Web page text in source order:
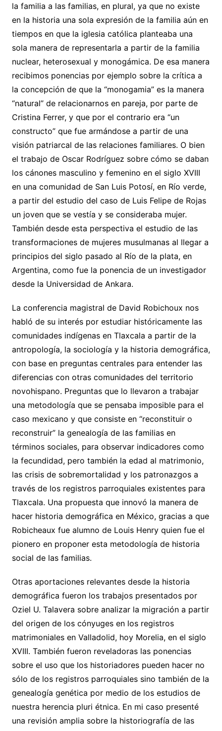
la familia a las familias, en plural, ya que no existe
en la historia una sola expresión de la familia aún en
tiempos en que la iglesia católica planteaba una
sola manera de representarla a partir de la familia
nuclear, heterosexual y monogámica. De esa manera
recibimos ponencias por ejemplo sobre la crítica a
la concepción de que la “monogamia” es la manera
“natural” de relacionarnos en pareja, por parte de
Cristina Ferrer, y que por el contrario era “un
constructo” que fue armándose a partir de una
visión patriarcal de las relaciones familiares. O bien
el trabajo de Oscar Rodríguez sobre cómo se daban
los cánones masculino y femenino en el siglo XVIII
en una comunidad de San Luis Potosí, en Río verde,
a partir del estudio del caso de Luis Felipe de Rojas
un joven que se vestía y se consideraba mujer.
También desde esta perspectiva el estudio de las
transformaciones de mujeres musulmanas al llegar a
principios del siglo pasado al Río de la plata, en
Argentina, como fue la ponencia de un investigador
desde la Universidad de Ankara.
La conferencia magistral de David Robichoux nos
habló de su interés por estudiar históricamente las
comunidades indígenas en Tlaxcala a partir de la
antropología, la sociología y la historia demográfica,
con base en preguntas centrales para entender las
diferencias con otras comunidades del territorio
novohispano. Preguntas que lo llevaron a trabajar
una metodología que se pensaba imposible para el
caso mexicano y que consiste en “reconstituir o
reconstruir” la genealogía de las familias en
términos sociales, para observar indicadores como
la fecundidad, pero también la edad al matrimonio,
las crisis de sobremortalidad y los patronazgos a
través de los registros parroquiales existentes para
Tlaxcala. Una propuesta que innovó la manera de
hacer historia demográfica en México, gracias a que
Robicheaux fue alumno de Louis Henry quien fue el
pionero en proponer esta metodología de historia
social de las familias.
Otras aportaciones relevantes desde la historia
demográfica fueron los trabajos presentados por
Oziel U. Talavera sobre analizar la migración a partir
del origen de los cónyuges en los registros
matrimoniales en Valladolid, hoy Morelia, en el siglo
XVIII. También fueron reveladoras las ponencias
sobre el uso que los historiadores pueden hacer no
sólo de los registros parroquiales sino también de la
genealogía genética por medio de los estudios de
nuestra herencia pluri étnica. En mi caso presenté
una revisión amplia sobre la historiografía de las